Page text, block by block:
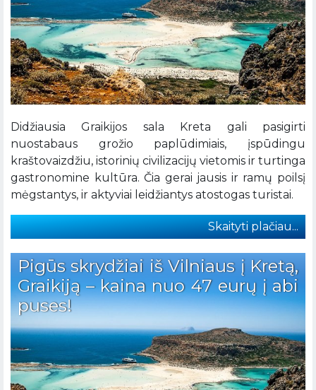
Didžiausia Graikijos sala Kreta gali pasigirti
nuostabaus grožio paplūdimiais, įspūdingu
kraštovaizdžiu, istorinių civilizacijų vietomis ir turtinga
gastronomine kultūra. Čia gerai jausis ir ramų poilsį
mėgstantys, ir aktyviai leidžiantys atostogas turistai.
Skaityti plačiau...
Pigūs skrydžiai iš Vilniaus į Kretą,
Graikiją – kaina nuo 47 eurų į abi
puses!